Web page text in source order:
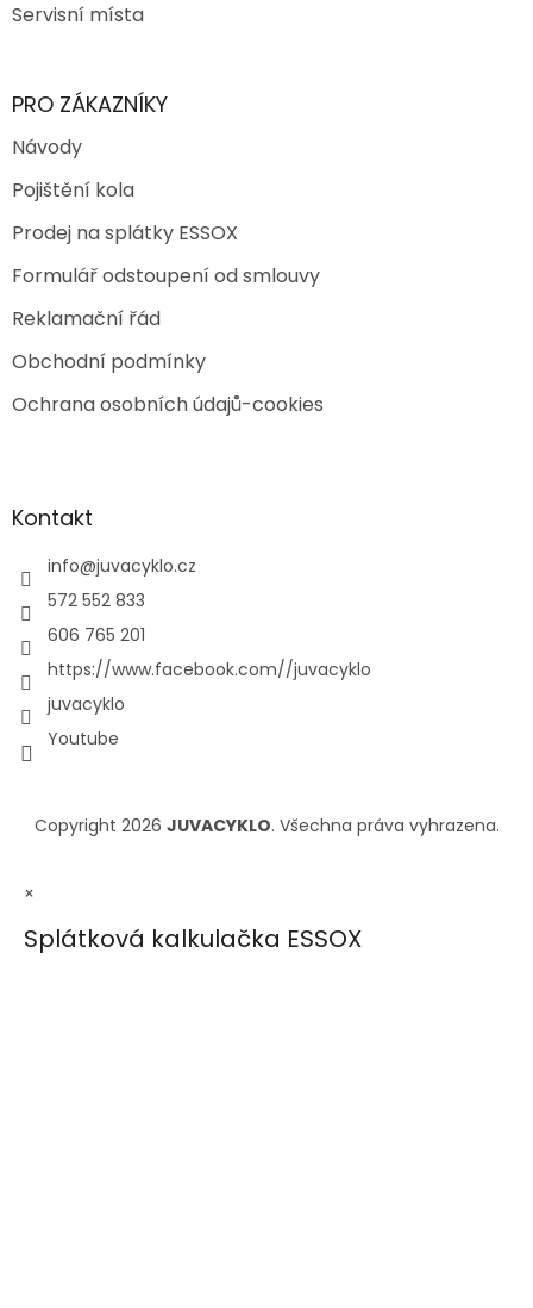
Servisní místa
PRO ZÁKAZNÍKY
Návody
Pojištění kola
Prodej na splátky ESSOX
Formulář odstoupení od smlouvy
Reklamační řád
Obchodní podmínky
Ochrana osobních údajů-cookies
Kontakt
info@juvacyklo.cz
572 552 833
606 765 201
https://www.facebook.com//juvacyklo
juvacyklo
Youtube
Copyright 2026 JUVACYKLO. Všechna práva vyhrazena.
×
Splátková kalkulačka ESSOX